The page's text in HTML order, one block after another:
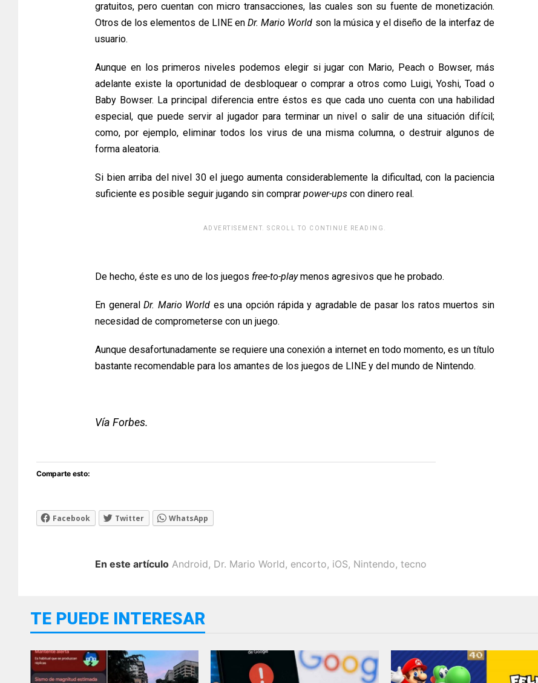
gratuitos, pero cuentan con micro transacciones, las cuales son su fuente de monetización.
Otros de los elementos de LINE enDr. Mario World son la música y el diseño de la interfaz de
usuario.
Aunque en los primeros niveles podemos elegir si jugar con Mario, Peach o Bowser, más
adelante existe la oportunidad de desbloquear o comprar a otros como Luigi, Yoshi, Toad o
Baby Bowser. La principal diferencia entre éstos es que cada uno cuenta con una habilidad
especial, que puede servir al jugador para terminar un nivel o salir de una situación difícil;
como, por ejemplo, eliminar todos los virus de una misma columna, o destruir algunos de
forma aleatoria.
Si bien arriba del nivel 30 el juego aumenta considerablemente la dificultad, con la paciencia
suficiente es posible seguir jugando sin comprar power-ups con dinero real.
ADVERTISEMENT. SCROLL TO CONTINUE READING.
De hecho, éste es uno de los juegos free-to-playmenos agresivos que he probado.
En generalDr. Mario World es una opción rápida y agradable de pasar los ratos muertos sin
necesidad de comprometerse con un juego.
Aunque desafortunadamente se requiere una conexión a internet en todo momento, es un título
bastante recomendable para los amantes de los juegos de LINE y del mundo de Nintendo.
Vía Forbes.
Comparte esto:
Facebook Twitter WhatsApp
En este artículo Android, Dr. Mario World, encorto, iOS, Nintendo, tecno
TE PUEDE INTERESAR